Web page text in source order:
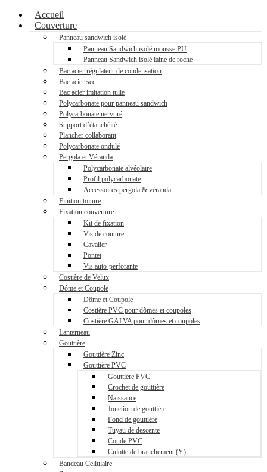
Accueil
Couverture
Panneau sandwich isolé
Panneau Sandwich isolé mousse PU
Panneau Sandwich isolé laine de roche
Bac acier régulateur de condensation
Bac acier sec
Bac acier imitation tuile
Polycarbonate pour panneau sandwich
Polycarbonate nervuré
Support d’étanchéité
Plancher collaborant
Polycarbonate ondulé
Pergola et Véranda
Polycarbonate alvéolaire
Profil polycarbonate
Accessoires pergola & véranda
Finition toiture
Fixation couverture
Kit de fixation
Vis de couture
Cavalier
Pontet
Vis auto-perforante
Costière de Velux
Dôme et Coupole
Dôme et Coupole
Costière PVC pour dômes et coupoles
Costière GALVA pour dômes et coupoles
Lanterneau
Gouttière
Gouttière Zinc
Gouttière PVC
Gouttière PVC
Crochet de gouttière
Naissance
Jonction de gouttière
Fond de gouttière
Tuyau de descente
Coude PVC
Culotte de branchement (Y)
Bandeau Cellulaire